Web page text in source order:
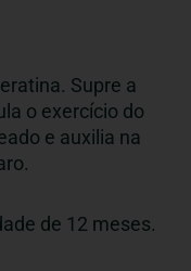
Supre a
o exercício do
e auxilia na
de 12 meses.